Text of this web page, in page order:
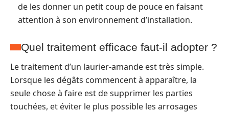
de les donner un petit coup de pouce en faisant
attention à son environnement d’installation.
Quel traitement efficace faut-il adopter ?
Le traitement d’un laurier-amande est très simple.
Lorsque les dégâts commencent à apparaître, la
seule chose à faire est de supprimer les parties
touchées, et éviter le plus possible les arrosages